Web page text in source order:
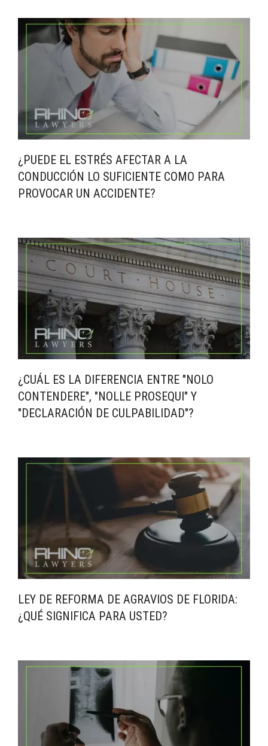
¿PUEDE EL ESTRÉS AFECTAR A LA
CONDUCCIÓN LO SUFICIENTE COMO PARA
PROVOCAR UN ACCIDENTE?
¿CUÁL ES LA DIFERENCIA ENTRE "NOLO
CONTENDERE", "NOLLE PROSEQUI" Y
"DECLARACIÓN DE CULPABILIDAD"?
LEY DE REFORMA DE AGRAVIOS DE FLORIDA:
¿QUÉ SIGNIFICA PARA USTED?